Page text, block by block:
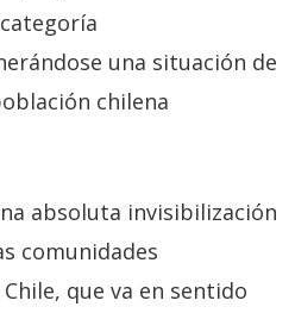
una situación de
chilena
absoluta invisibilización
comunidades
que va en sentido